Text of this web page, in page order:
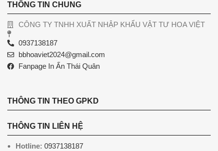
THÔNG TIN CHUNG
CÔNG TY TNHH XUẤT NHẬP KHẨU VẬT TƯ HOA VIỆT
0937138187
bbhoaviet2024@gmail.com
Fanpage In Ấn Thái Quân
THÔNG TIN THEO GPKD
THÔNG TIN LIÊN HỆ
Hotline: 0937138187